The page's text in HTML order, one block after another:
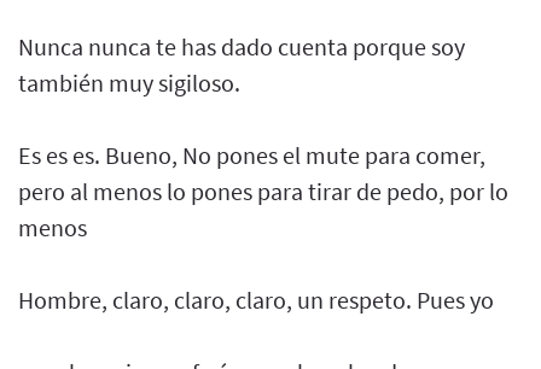
Nunca nunca te has dado cuenta porque soy
también muy sigiloso.
Es es es. Bueno, No pones el mute para comer,
pero al menos lo pones para tirar de pedo, por lo
menos
Hombre, claro, claro, claro, un respeto. Pues yo